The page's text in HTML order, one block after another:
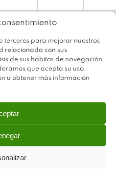
terceros para mejorar nuestros
relacionada con sus
de sus hábitos de navegación.
que acepta su uso.
u obtener más información
F19251
Embalaje 4